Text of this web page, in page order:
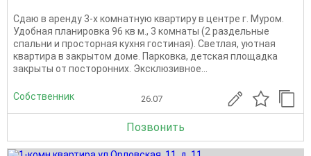
Сдаю в аренду 3-х комнатную квартиру в центре г. Муром.
Удобная планировка 96 кв м., 3 комнаты (2 раздельные
спальни и просторная кухня гостиная). Светлая, уютная
квартира в закрытом доме. Парковка, детская площадка
закрыты от посторонних. Эксклюзивное...
Собственник 26.07
Позвонить